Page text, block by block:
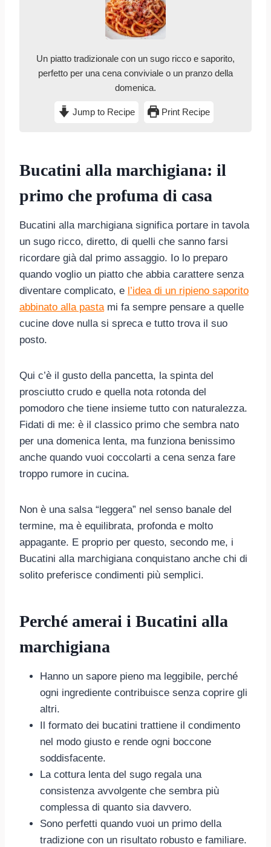
Un piatto tradizionale con un sugo ricco e saporito,
perfetto per una cena conviviale o un pranzo della
domenica.
Jump to Recipe Print Recipe
Bucatini alla marchigiana: il
primo che profuma di casa
Bucatini alla marchigiana significa portare in tavola
un sugo ricco, diretto, di quelli che sanno farsi
ricordare già dal primo assaggio. Io lo preparo
quando voglio un piatto che abbia carattere senza
diventare complicato, e l’idea di un ripieno saporito
abbinato alla pasta mi fa sempre pensare a quelle
cucine dove nulla si spreca e tutto trova il suo
posto.
Qui c’è il gusto della pancetta, la spinta del
prosciutto crudo e quella nota rotonda del
pomodoro che tiene insieme tutto con naturalezza.
Fidati di me: è il classico primo che sembra nato
per una domenica lenta, ma funziona benissimo
anche quando vuoi coccolarti a cena senza fare
troppo rumore in cucina.
Non è una salsa “leggera” nel senso banale del
termine, ma è equilibrata, profonda e molto
appagante. E proprio per questo, secondo me, i
Bucatini alla marchigiana conquistano anche chi di
solito preferisce condimenti più semplici.
Perché amerai i Bucatini alla
marchigiana
Hanno un sapore pieno ma leggibile, perché
ogni ingrediente contribuisce senza coprire gli
altri.
Il formato dei bucatini trattiene il condimento
nel modo giusto e rende ogni boccone
soddisfacente.
La cottura lenta del sugo regala una
consistenza avvolgente che sembra più
complessa di quanto sia davvero.
Sono perfetti quando vuoi un primo della
tradizione con un risultato robusto e familiare.